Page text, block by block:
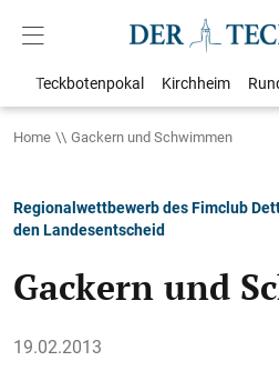
Teckbotenpokal Kirchheim
Home Gackern und Schwimmen
Regionalwettbewerb des Fimclub
den Landesentscheid
Gackern und
19.02.2013